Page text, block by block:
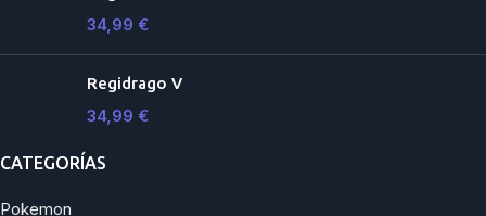
34,99 €
Regidrago V
34,99 €
CATEGORÍAS
Pokemon